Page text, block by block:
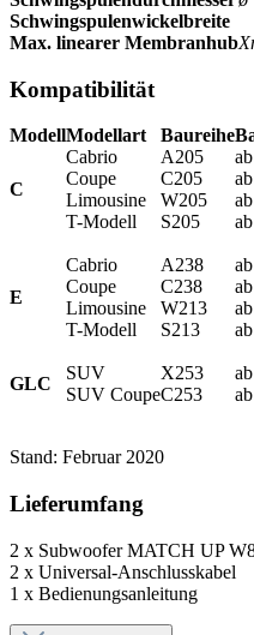
Schwingspulenwickelbreite
Max. linearer Membranhub
Kompatibilität
ModellModellart Baureihe
C
Cabrio
Coupe
Limousine
T-Modell
A205
C205
W205
S205
E
Cabrio
Coupe
Limousine
T-Modell
A238
C238
W213
S213
GLC
SUV
SUV Coupe
X253
C253
Stand: Februar 2020
Lieferumfang
2 x Subwoofer MATCH UP
2 x Universal-Anschlusskabel
1 x Bedienungsanleitung